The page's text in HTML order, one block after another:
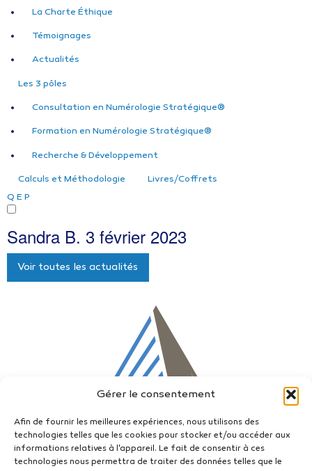
Gérer le consentement
Afin de fournir les meilleures expériences, nous utilisons des
technologies telles que les cookies pour stocker et/ou accéder aux
informations relatives à l'appareil. Le fait de consentir à ces
technologies nous permettra de traiter des données telles que le
La Charte Éthique
Témoignages
Actualités
Les 3 pôles
Consultation en Numérologie Stratégique®
Formation en Numérologie Stratégique®
Recherche & Développement
Calculs et Méthodologie
Livres/Coffrets
Q E P
Sandra B. 3 février 2023
Voir toutes les actualités